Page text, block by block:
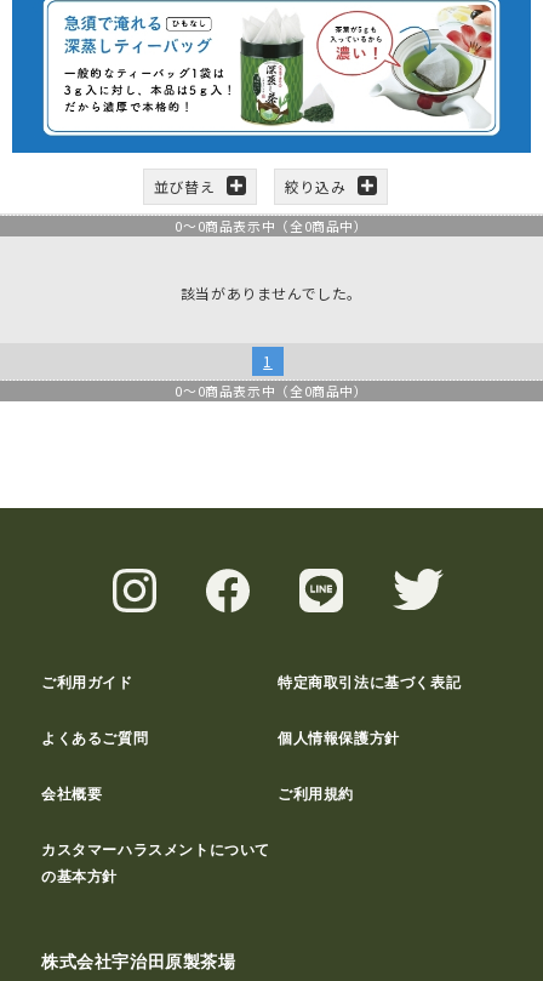
並び替え 絞り込み
0～0商品表示中（全0商品中）
該当がありませんでした。
1
0～0商品表示中（全0商品中）
ご利用ガイド 特定商取引法に基づく表記
よくあるご質問 個人情報保護方針
会社概要 ご利用規約
カスタマーハラスメントについて
の基本方針
株式会社宇治田原製茶場